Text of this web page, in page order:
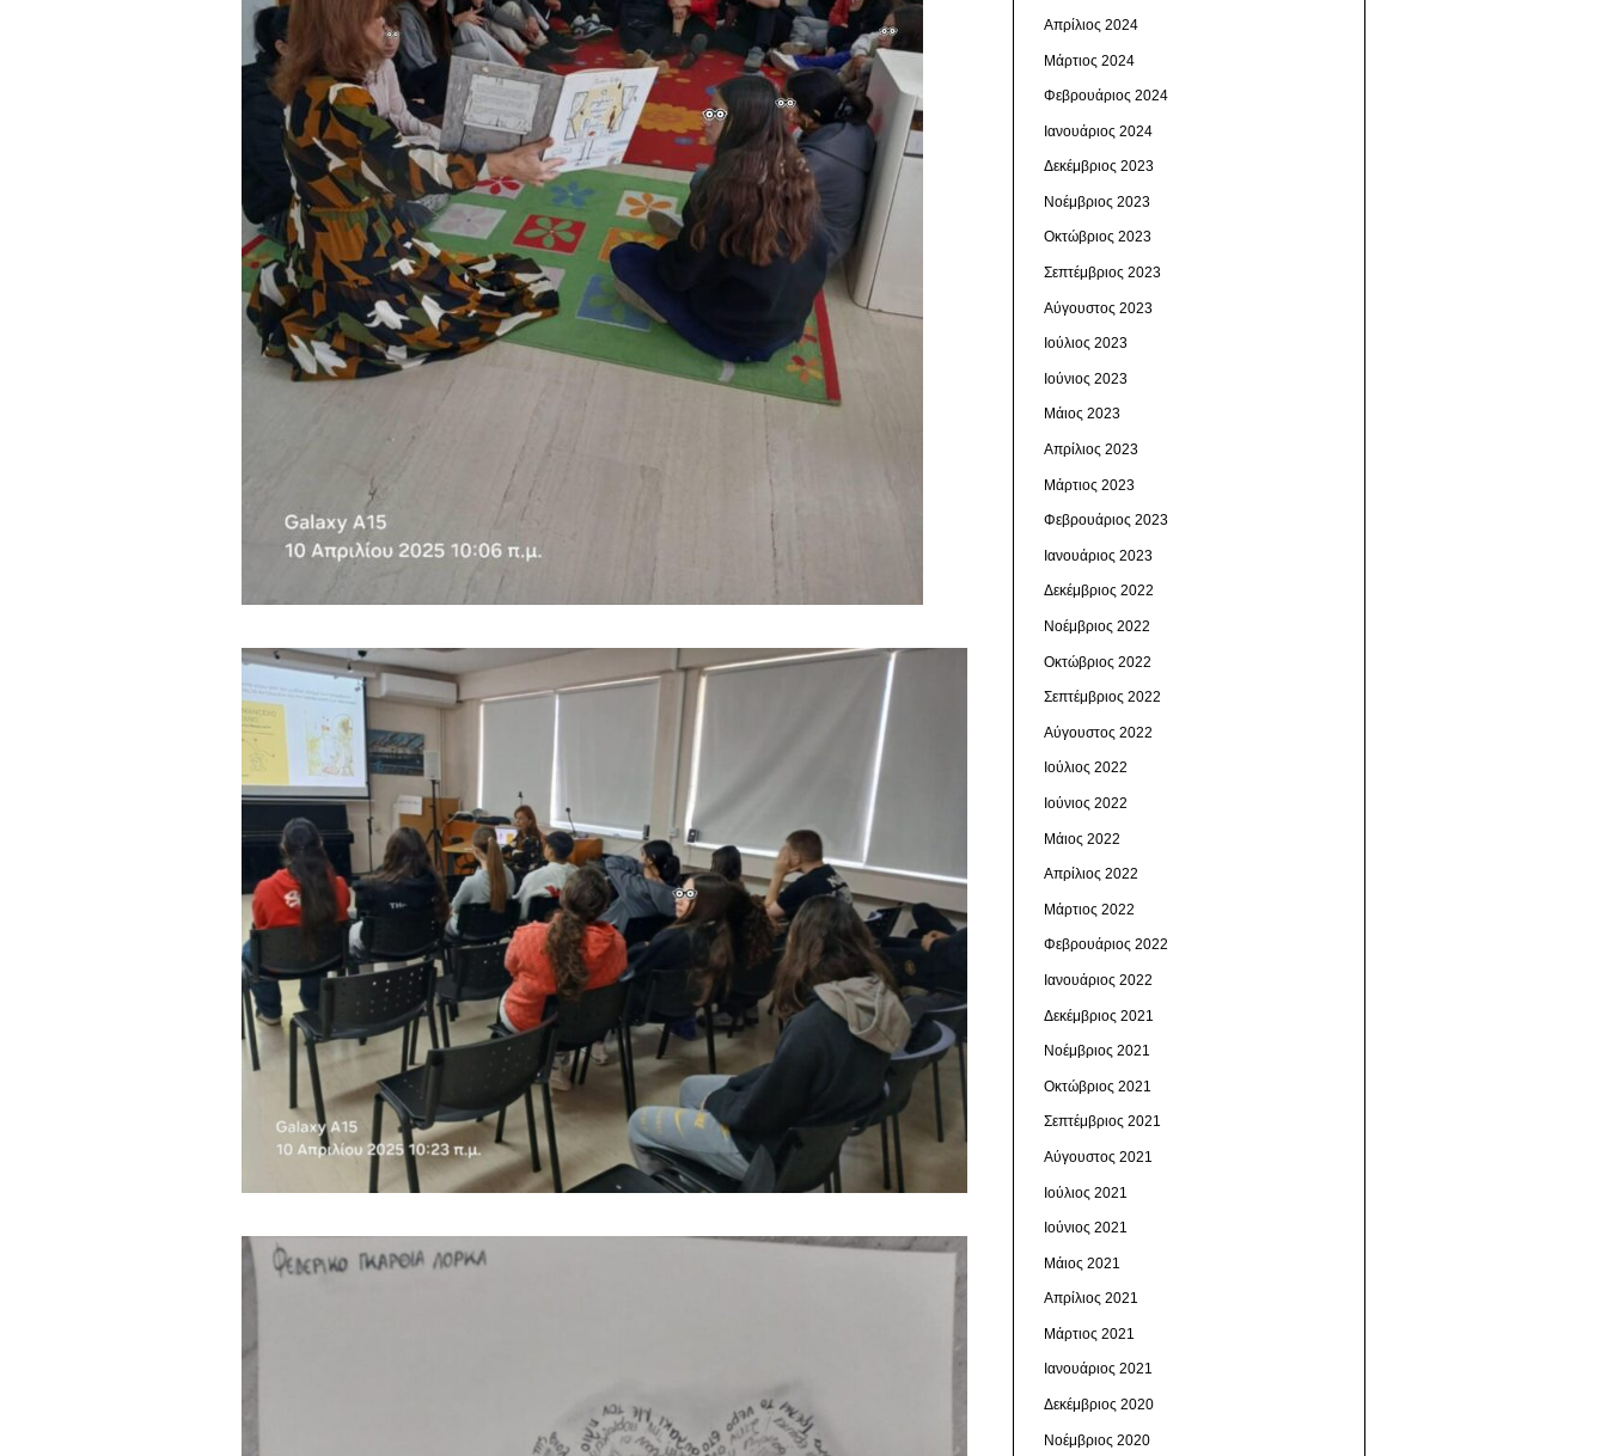
Απρίλιος 2024
Μάρτιος 2024
Φεβρουάριος 2024
Ιανουάριος 2024
Δεκέμβριος 2023
Νοέμβριος 2023
Οκτώβριος 2023
Σεπτέμβριος 2023
Αύγουστος 2023
Ιούλιος 2023
Ιούνιος 2023
Μάιος 2023
Απρίλιος 2023
Μάρτιος 2023
Φεβρουάριος 2023
Ιανουάριος 2023
Δεκέμβριος 2022
Νοέμβριος 2022
Οκτώβριος 2022
Σεπτέμβριος 2022
Αύγουστος 2022
Ιούλιος 2022
Ιούνιος 2022
Μάιος 2022
Απρίλιος 2022
Μάρτιος 2022
Φεβρουάριος 2022
Ιανουάριος 2022
Δεκέμβριος 2021
Νοέμβριος 2021
Οκτώβριος 2021
Σεπτέμβριος 2021
Αύγουστος 2021
Ιούλιος 2021
Ιούνιος 2021
Μάιος 2021
Απρίλιος 2021
Μάρτιος 2021
Ιανουάριος 2021
Δεκέμβριος 2020
Νοέμβριος 2020